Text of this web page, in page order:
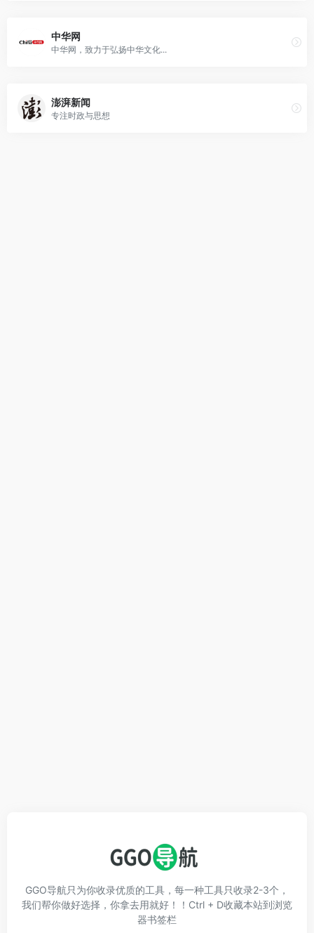
中华网
中华网，致力于弘扬中华文化...
澎湃新闻
专注时政与思想
GGO导航只为你收录优质的工具，每一种工具只收录2-3个，
我们帮你做好选择，你拿去用就好！！Ctrl + D收藏本站到浏览
器书签栏